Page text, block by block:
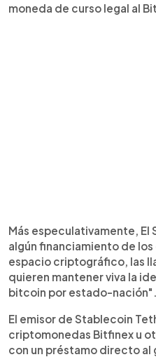
moneda de curso legal al
Más especulativamente,
algún financiamiento de
espacio criptográfico, las
quieren mantener viva la
bitcoin por estado-nación".
El emisor de Stablecoin
criptomonedas Bitfinex u
con un préstamo directo al